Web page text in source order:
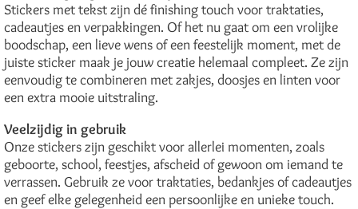
Stickers met tekst zijn dé finishing touch voor traktaties,
cadeautjes en verpakkingen. Of het nu gaat om een vrolijke
boodschap, een lieve wens of een feestelijk moment, met de
juiste sticker maak je jouw creatie helemaal compleet. Ze zijn
eenvoudig te combineren met zakjes, doosjes en linten voor
een extra mooie uitstraling.
Veelzijdig in gebruik
Onze stickers zijn geschikt voor allerlei momenten, zoals
geboorte, school, feestjes, afscheid of gewoon om iemand te
verrassen. Gebruik ze voor traktaties, bedankjes of cadeautjes
en geef elke gelegenheid een persoonlijke en unieke touch.